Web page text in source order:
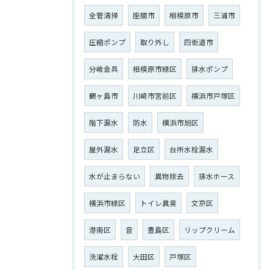
全管清掃 座間市 相模原市 三浦市
圧縮ポンプ 取り外し 四街道市
分岐金具 相模原市緑区 排水ポンプ
鶴ヶ島市 川崎市宮前区 横浜市戸塚区
階下漏水 防水 横浜市旭区
屋外漏水 足立区 台所水栓漏水
水が止まらない 異物除去 排水ホース
横浜市緑区 トイレ異臭 文京区
港南区 音 豊島区 リップクリーム
洗濯水栓 大田区 戸塚区